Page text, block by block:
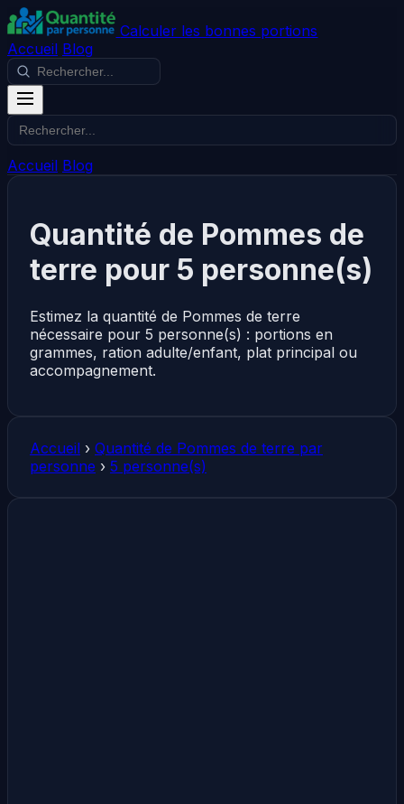
Calculer les bonnes portions
Accueil Blog
Accueil Blog
Quantité de Pommes de
terre pour 5 personne(s)
Estimez la quantité de Pommes de terre
nécessaire pour 5 personne(s) : portions en
grammes, ration adulte/enfant, plat principal ou
accompagnement.
Accueil › Quantité de Pommes de terre par
personne › 5 personne(s)